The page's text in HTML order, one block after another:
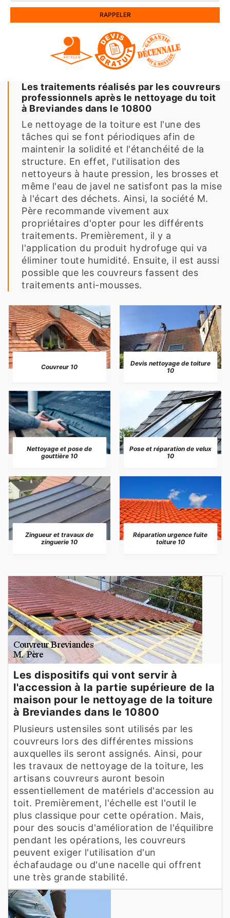
Les traitements réalisés par les couvreurs
professionnels après le nettoyage du toit
à Breviandes dans le 10800
Le nettoyage de la toiture est l'une des
tâches qui se font périodiques afin de
maintenir la solidité et l'étanchéité de la
structure. En effet, l'utilisation des
nettoyeurs à haute pression, les brosses et
même l'eau de javel ne satisfont pas la mise
à l'écart des déchets. Ainsi, la société M.
Père recommande vivement aux
propriétaires d'opter pour les différents
traitements. Premièrement, il y a
l'application du produit hydrofuge qui va
éliminer toute humidité. Ensuite, il est aussi
possible que les couvreurs fassent des
traitements anti-mousses.
Couvreur 10
Devis nettoyage de toiture
10
Nettoyage et pose de
gouttière 10
Pose et réparation de velux
10
Zingueur et travaux de
zinguerie 10
Réparation urgence fuite
toiture 10
Les dispositifs qui vont servir à
l'accession à la partie supérieure de la
maison pour le nettoyage de la toiture
à Breviandes dans le 10800
Plusieurs ustensiles sont utilisés par les
couvreurs lors des différentes missions
auxquelles ils seront assignés. Ainsi, pour
les travaux de nettoyage de la toiture, les
artisans couvreurs auront besoin
essentiellement de matériels d'accession au
toit. Premièrement, l'échelle est l'outil le
plus classique pour cette opération. Mais,
pour des soucis d'amélioration de l'équilibre
pendant les opérations, les couvreurs
peuvent exiger l'utilisation d'un
échafaudage ou d'une nacelle qui offrent
une très grande stabilité.